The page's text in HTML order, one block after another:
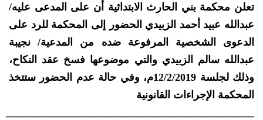
تعلن محكمة بني الحارث الابتدائية أن على المدعى عليه/
عبدالله عبيد أحمد الزبيدي الحضور إلى المحكمة للرد على
الدعوى الشخصية المرفوعة ضده من المدعية/ نجيبة
عبدالله سالم الزبيدي والتي موضوعها فسخ عقد النكاح،
وذلك لجلسة 12/2/2019م، وفي حالة عدم الحضور ستتخذ
المحكمة الإجراءات القانونية